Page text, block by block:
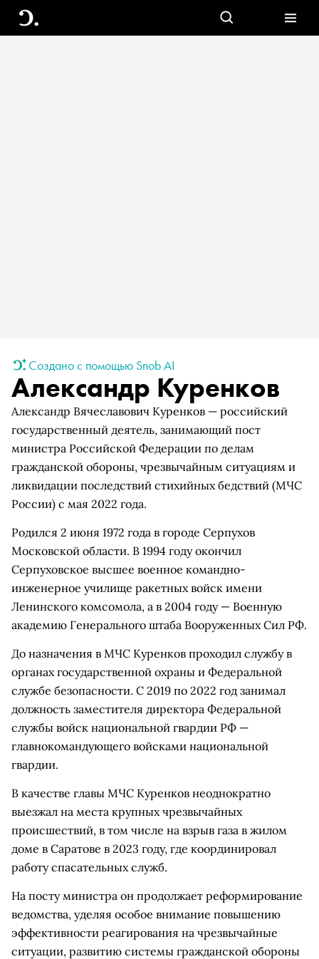
Создано с помощью Snob AI
Александр Куренков
Александр Вячеславович Куренков — российский
государственный деятель, занимающий пост
министра Российской Федерации по делам
гражданской обороны, чрезвычайным ситуациям и
ликвидации последствий стихийных бедствий (МЧС
России) с мая 2022 года.
Родился 2 июня 1972 года в городе Серпухов
Московской области. В 1994 году окончил
Серпуховское высшее военное командно-
инженерное училище ракетных войск имени
Ленинского комсомола, а в 2004 году — Военную
академию Генерального штаба Вооруженных Сил РФ.
До назначения в МЧС Куренков проходил службу в
органах государственной охраны и Федеральной
службе безопасности. С 2019 по 2022 год занимал
должность заместителя директора Федеральной
службы войск национальной гвардии РФ —
главнокомандующего войсками национальной
гвардии.
В качестве главы МЧС Куренков неоднократно
выезжал на места крупных чрезвычайных
происшествий, в том числе на взрыв газа в жилом
доме в Саратове в 2023 году, где координировал
работу спасательных служб.
На посту министра он продолжает реформирование
ведомства, уделяя особое внимание повышению
эффективности реагирования на чрезвычайные
ситуации, развитию системы гражданской обороны